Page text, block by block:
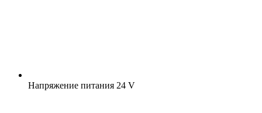
Напряжение питания 24 V